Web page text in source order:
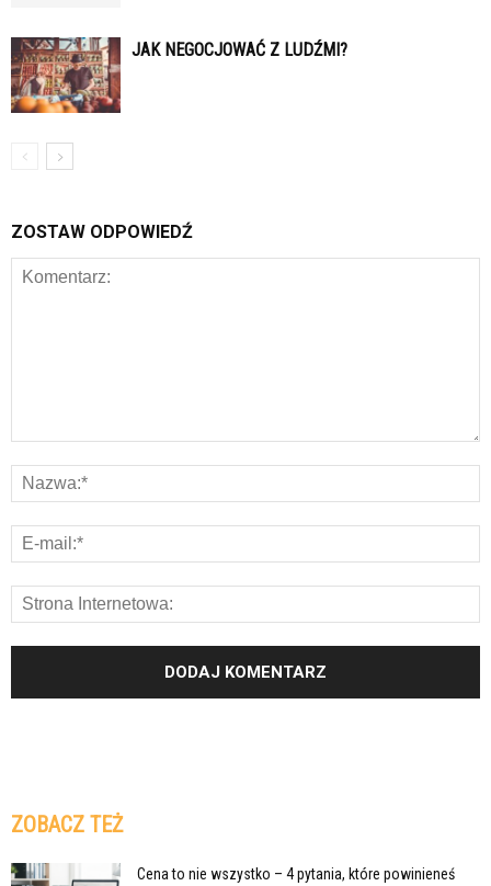
JAK NEGOCJOWAĆ Z LUDŹMI?
ZOSTAW ODPOWIEDŹ
ZOBACZ TEŻ
Cena to nie wszystko – 4 pytania, które powinieneś